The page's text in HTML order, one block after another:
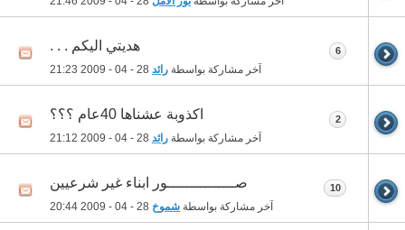
هديتي اليكم . . .
آخر مشاركة بواسطة رائد 21:23
6
اكذوبة عشناها 40عام ؟؟؟
آخر مشاركة بواسطة رائد 21:12
2
صـــــــــــــــور ابناء غير شرعيين
آخر مشاركة بواسطة شموخ 20:44
10